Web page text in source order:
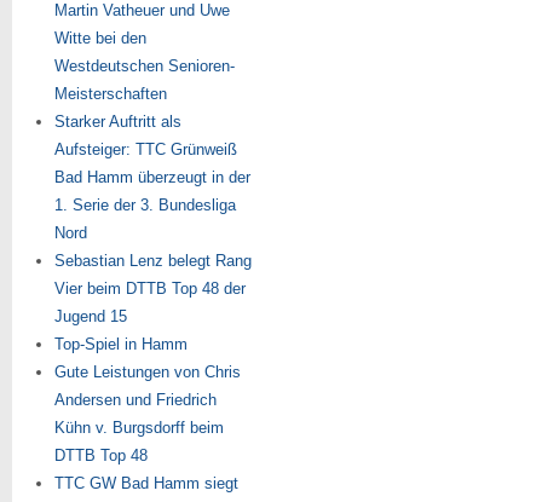
Martin Vatheuer und Uwe
Witte bei den
Westdeutschen Senioren-
Meisterschaften
Starker Auftritt als
Aufsteiger: TTC Grünweiß
Bad Hamm überzeugt in der
1. Serie der 3. Bundesliga
Nord
Sebastian Lenz belegt Rang
Vier beim DTTB Top 48 der
Jugend 15
Top-Spiel in Hamm
Gute Leistungen von Chris
Andersen und Friedrich
Kühn v. Burgsdorff beim
DTTB Top 48
TTC GW Bad Hamm siegt